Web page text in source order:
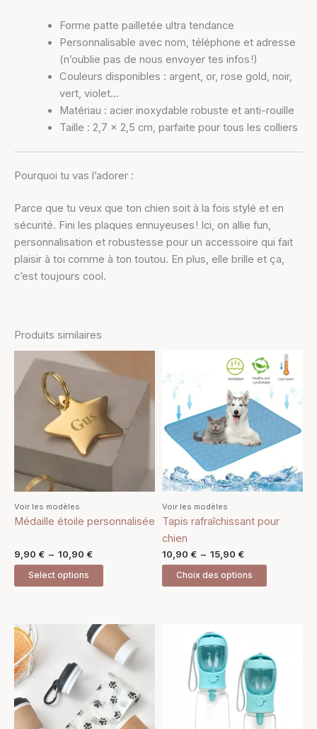
Forme patte pailletée ultra tendance
Personnalisable avec nom, téléphone et adresse
(n’oublie pas de nous envoyer tes infos !)
Couleurs disponibles : argent, or, rose gold, noir,
vert, violet…
Matériau : acier inoxydable robuste et anti-rouille
Taille : 2,7 x 2,5 cm, parfaite pour tous les colliers
Pourquoi tu vas l’adorer :
Parce que tu veux que ton chien soit à la fois stylé et en
sécurité. Fini les plaques ennuyeuses ! Ici, on allie fun,
personnalisation et robustesse pour un accessoire qui fait
plaisir à toi comme à ton toutou. En plus, elle brille et ça,
c’est toujours cool.
Produits similaires
Voir les modèles
Médaille étoile personnalisée
9,90 € – 10,90 €
de
à
10,90 €
Select options
produit
plusieurs
variations.
Les
options
être
sur
page
Voir les modèles
Tapis rafraîchissant pour
chien
10,90 € – 15,90 €
Plage
de
prix :
10,90 €
à
15,90 €
Choix des options
Ce
produit
a
plusieurs
variations.
Les
peuvent
être
sur
page
prix :
14,90 €
à
16,90 €
a
plusieurs
variations.
Les